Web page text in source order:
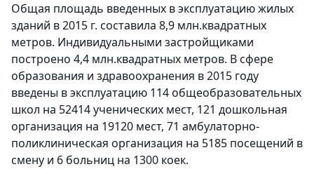
Общая площадь введенных в эксплуатацию жилых
зданий в 2015 г. составила 8,9 млн.квадратных
метров. Индивидуальными застройщиками
построено 4,4 млн.квадратных метров. В сфере
образования и здравоохранения в 2015 году
введены в эксплуатацию 114 общеобразовательных
школ на 52414 ученических мест, 121 дошкольная
организация на 19120 мест, 71 амбулаторно-
поликлиническая организация на 5185 посещений в
смену и 6 больниц на 1300 коек.